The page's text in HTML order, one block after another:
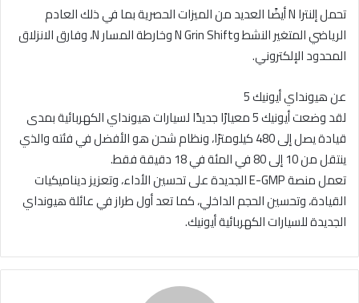
تحمل إلنترا N أيضًا العديد من الميزات الحصرية بما في ذلك العادم
الرياضي المتغير النشط وN Grin Shift وخارطة المسار N، وفارق الانزلاق
المحدود الإلكتروني.
عن هيونداي أيونيك 5
لقد وضعت أيونيك 5 معيارًا جديدًا لسيارات هيونداي الكهربائية بمدى
قيادة يصل إلى 480 كيلومترًا، ونظام شحن هو الأفضل في فئته والذي
ينتقل من 10 إلى 80 في المئة في 18 دقيقة فقط.
تعمل منصة E-GMP الجديدة على تحسين الأداء، وتعزيز ديناميكيات
القيادة، وتحسين الحجم الداخلي، كما تعد أول طراز في عائلة هيونداي
الجديدة للسيارات الكهربائية أيونيك.